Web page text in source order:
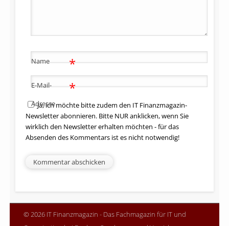
Name *
E-Mail-
Adresse
*
Ja, ich möchte bitte zudem den IT Finanzmagazin-
Newsletter abonnieren. Bitte NUR anklicken, wenn Sie
wirklich den Newsletter erhalten möchten - für das
Absenden des Kommentars ist es nicht notwendig!
© 2026 IT Finanzmagazin - Das Fachmagazin für IT und